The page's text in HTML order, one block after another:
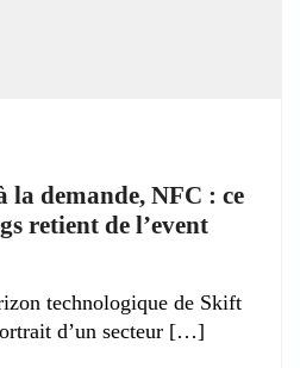
la demande, NFC : ce
retient de l’event
technologique de Skift
d’un secteur